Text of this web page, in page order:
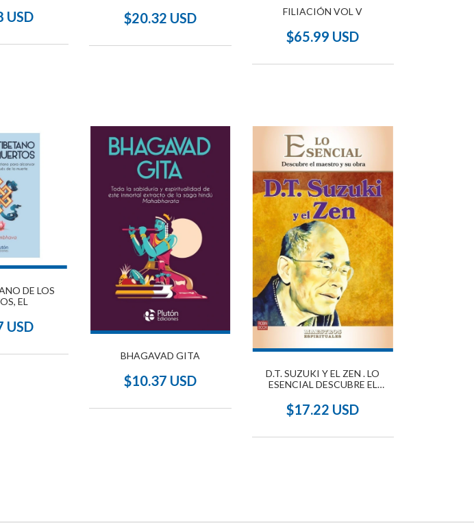
USD $20.32 USD FILIACIÓN VOL V
$65.99 USD
DE LOS
EL
USD
BHAGAVAD GITA
$10.37 USD
D.T. SUZUKI Y EL ZEN . LO
ESENCIAL DESCUBRE EL
$17.22 USD